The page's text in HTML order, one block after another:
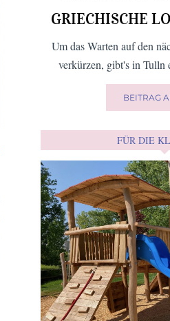
GRIECHISCHE
Um das Warten auf den
verkürzen, gibt's in
BEITRAG
FÜR DIE